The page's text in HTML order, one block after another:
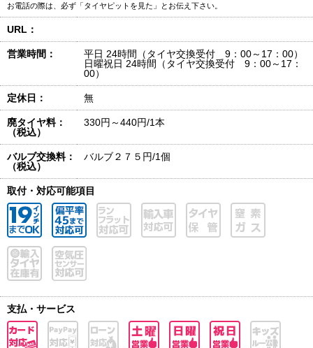
お電話の際は、必ず「タイヤピットを見た」とお伝え下さい。
URL：
営業時間：
平日 24時間（タイヤ交換受付 9：00～17：00）
日曜祝日 24時間（タイヤ交換受付 9：00～17：
00）
定休日： 無
廃タイヤ料：
（税込）
330円～440円/1本
バルブ交換料：
（税込）
バルブ２７５円/1個
取付・対応可能項目
支払・サービス